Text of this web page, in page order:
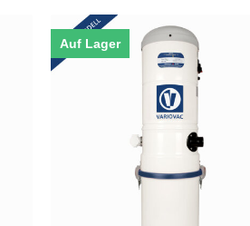
Auf Lager